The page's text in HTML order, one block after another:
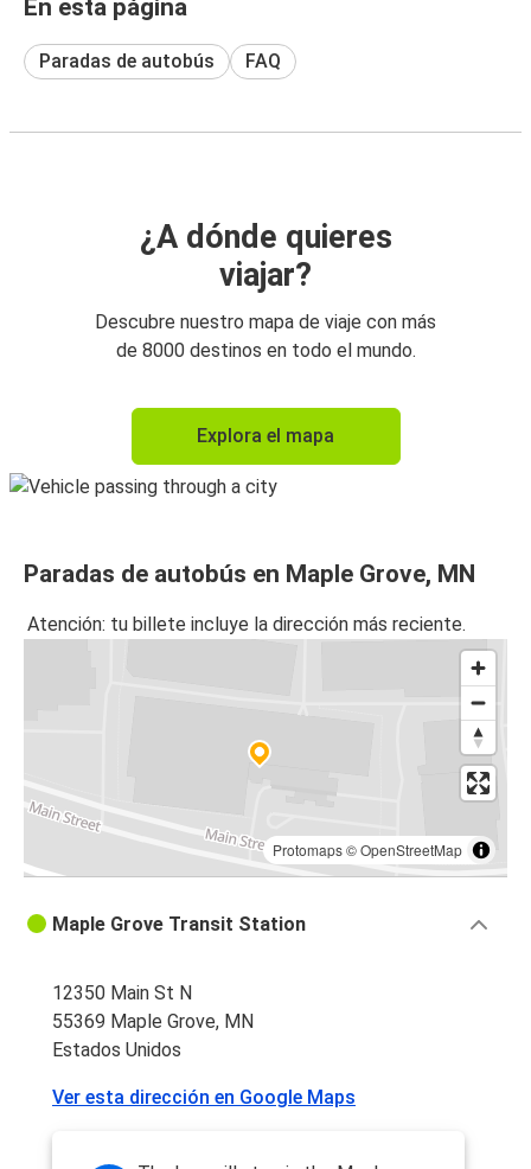
En esta página
Paradas de autobús FAQ
¿A dónde quieres
viajar?
Descubre nuestro mapa de viaje con más
de 8000 destinos en todo el mundo.
Explora el mapa
Paradas de autobús en Maple Grove, MN
Atención: tu billete incluye la dirección más reciente.
Protomaps©OpenStreetMap
Maple Grove Transit Station
12350 Main St N
55369 Maple Grove, MN
Estados Unidos
Ver esta dirección en Google Maps